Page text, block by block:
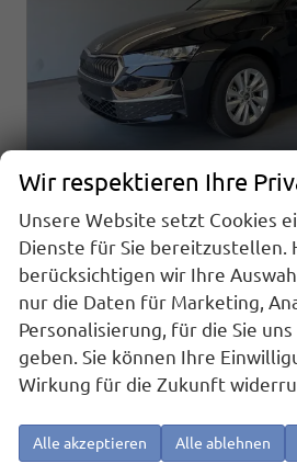
Skoda Octavia Combi
sofort lieferbar Neuwagen
Fahrzeugnr.26210 Getriebe
KraftstoffDiesel Außenfarbe
Leistung110 kW (150 PS) Kilometerstand20
34.490,– €
incl. 19% MwSt.
Wir respektieren Ihre
Unsere Website setzt Cookies
Dienste für Sie bereitzustellen.
berücksichtigen wir Ihre
nur die Daten für Marketing,
Personalisierung, für die Sie
geben. Sie können Ihre
Wirkung für die Zukunft
Alle akzeptieren Alle ablehnen